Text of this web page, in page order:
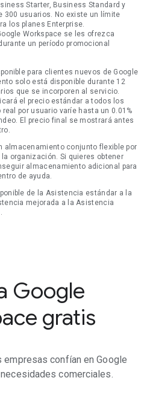
Starter, Business Standard y
300 usuarios. No existe un límite
los planes Enterprise.
Workspace se les ofrezca
un período promocional
para clientes nuevos de Google
solo está disponible durante 12
que se incorporen al servicio.
el precio estándar a todos los
por usuario varíe hasta un 0.01%
El precio final se mostrará antes
almacenamiento conjunto flexible por
organización. Si quieres obtener
almacenamiento adicional para
de ayuda.
de la Asistencia estándar a la
mejorada a la Asistencia
Google
gratis
empresas confían en Google
comerciales.